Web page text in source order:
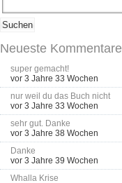
Neueste Kommentare
super gemacht!
vor 3 Jahre 33 Wochen
nur weil du das Buch nicht
vor 3 Jahre 33 Wochen
sehr gut. Danke
vor 3 Jahre 38 Wochen
Danke
vor 3 Jahre 39 Wochen
Whalla Krise